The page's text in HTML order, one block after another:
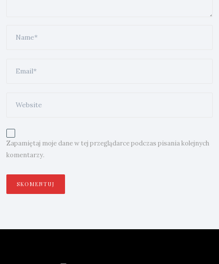
Zapamiętaj moje dane w tej przeglądarce podczas pisania kolejnych
komentarzy.